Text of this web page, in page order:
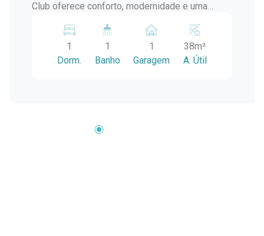
Club oferece conforto, modernidade e uma
Localizado no Umuharama, próximo ao Shopping
Pelotas e Parque Una, ele é perfeito para quem
valoriza qualidade de vida e praticidade.
convivência e lazer. - Churrasqueira privativa:
1
Dorm.
1
Banho
1
Garagem
38m²
A. Útil